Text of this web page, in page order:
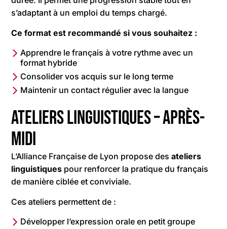
s’adaptant à un emploi du temps chargé.
Ce format est recommandé si vous souhaitez :
Apprendre le français à votre rythme avec un
format hybride
Consolider vos acquis sur le long terme
Maintenir un contact régulier avec la langue
Ateliers linguistiques – après-
midi
L’Alliance Française de Lyon propose desateliers
linguistiques pour renforcer la pratique du français
de manière ciblée et conviviale.
Ces ateliers permettent de :
Développer l’expression orale en petit groupe